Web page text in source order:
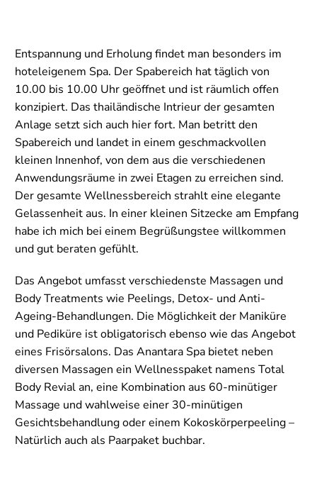
Entspannung und Erholung findet man besonders im
hoteleigenem Spa. Der Spabereich hat täglich von
10.00 bis 10.00 Uhr geöffnet und ist räumlich offen
konzipiert. Das thailändische Intrieur der gesamten
Anlage setzt sich auch hier fort. Man betritt den
Spabereich und landet in einem geschmackvollen
kleinen Innenhof, von dem aus die verschiedenen
Anwendungsräume in zwei Etagen zu erreichen sind.
Der gesamte Wellnessbereich strahlt eine elegante
Gelassenheit aus. In einer kleinen Sitzecke am Empfang
habe ich mich bei einem Begrüßungstee willkommen
und gut beraten gefühlt.
Das Angebot umfasst verschiedenste Massagen und
Body Treatments wie Peelings, Detox- und Anti-
Ageing-Behandlungen. Die Möglichkeit der Maniküre
und Pediküre ist obligatorisch ebenso wie das Angebot
eines Frisörsalons. Das Anantara Spa bietet neben
diversen Massagen ein Wellnesspaket namens Total
Body Revial an, eine Kombination aus 60-minütiger
Massage und wahlweise einer 30-minütigen
Gesichtsbehandlung oder einem Kokoskörperpeeling –
Natürlich auch als Paarpaket buchbar.